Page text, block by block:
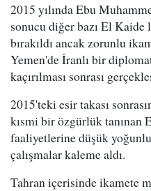
2015 yılında Ebu
sonucu diğer bazı El
bırakıldı ancak zorunlu
Yemen'de İranlı bir
kaçırılması sonrası
2015'teki esir takası
kısmi bir özgürlük tanınan
faaliyetlerine düşük
çalışmalar kaleme aldı.
Tahran içerisinde ikamete